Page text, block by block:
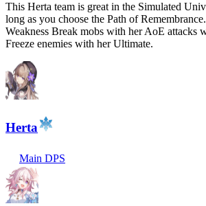
This Herta team is great in the Simulated
long as you choose the Path of
Weakness Break mobs with her AoE attacks
Freeze enemies with her Ultimate.
Herta
Main DPS